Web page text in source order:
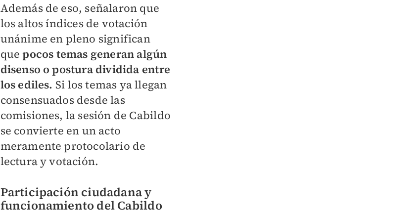
Además de eso, señalaron que
los altos índices de votación
unánime en pleno significan
que pocos temas generan algún
disenso o postura dividida entre
los ediles. Si los temas ya llegan
consensuados desde las
comisiones, la sesión de Cabildo
se convierte en un acto
meramente protocolario de
lectura y votación.
Participación ciudadana y
funcionamiento del Cabildo